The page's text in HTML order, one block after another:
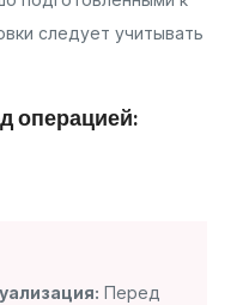
следует учитывать
операцией:
Перед